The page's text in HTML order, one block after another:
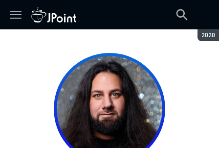
2020